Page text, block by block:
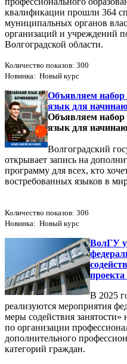
квалификации прошли 364
муниципальных органов
организаций и учреждений
Волгоградской области.
Количество показов: 300
Новинка: Новый курс
Объявляем
язык для
Объявляем
язык для
Волгоградский
открывает запись на
программу для всех, кто
востребованных языков в
Количество показов: 306
Новинка: Новый курс
ВолГУ
В 2025
реализуются мероприятия
меры содействия
по организации
дополнительного
категорий граждан.